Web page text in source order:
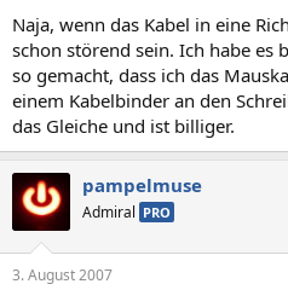
Naja, wenn das Kabel in eine
schon störend sein. Ich habe es
so gemacht, dass ich das
einem Kabelbinder an den
das Gleiche und ist billiger.
pampelmuse
Admiral PRO
3. August 2007